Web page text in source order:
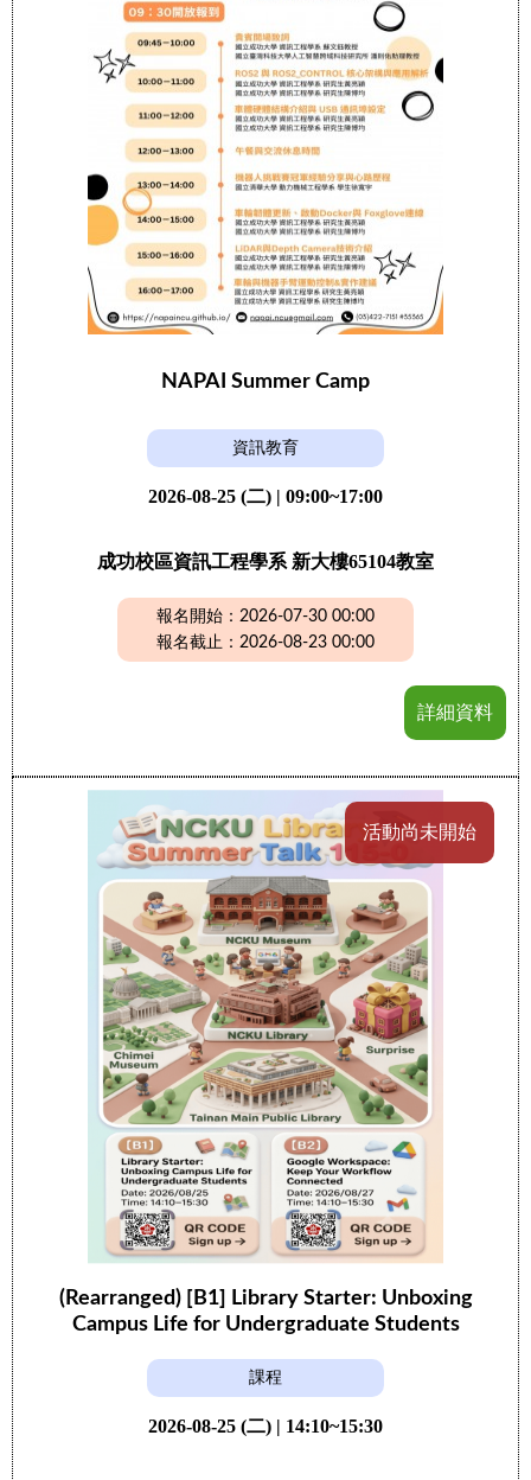
NAPAI Summer Camp
資訊教育
2026-08-25 (二) | 09:00~17:00
成功校區資訊工程學系 新大樓65104教室
報名開始：2026-07-30 00:00
報名截止：2026-08-23 00:00
詳細資料
活動尚未開始
(Rearranged) [B1] Library Starter: Unboxing
Campus Life for Undergraduate Students
課程
2026-08-25 (二) | 14:10~15:30